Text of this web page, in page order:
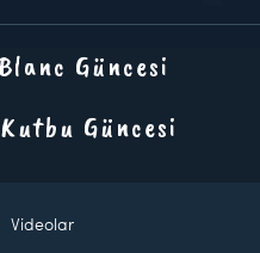
Güncesi
Güncesi
Videolar